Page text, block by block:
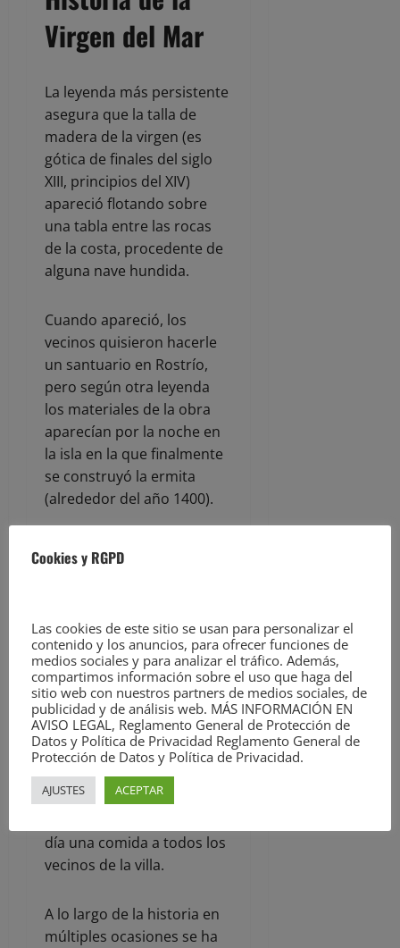
Virgen del Mar
La leyenda más persistente
asegura que la talla de
madera de la virgen (es
gótica de finales del siglo
XIII, principios del XIV)
apareció flotando sobre
una tabla entre las rocas
de la costa, procedente de
alguna nave hundida.
Cuando apareció, los
vecinos quisieron hacerle
un santuario en Rostrío,
pero según otra leyenda
los materiales de la obra
aparecían por la noche en
la isla en la que finalmente
se construyó la ermita
(alrededor del año 1400).
En cuanto al origen del
voto del Ayuntamiento y el
del año 1467 en la que ya
se habla del cumplimiento
del voto.
Hay otro documento del
año 1535 en el que se
recoge el cumplimiento del
voto y la costumbre de la
día una comida a todos los
vecinos de la villa.
A lo largo de la historia en
múltiples ocasiones se ha
Cookies y RGPD
Las cookies de este sitio se usan para personalizar el
contenido y los anuncios, para ofrecer funciones de
medios sociales y para analizar el tráfico. Además,
compartimos información sobre el uso que haga del
sitio web con nuestros partners de medios sociales, de
publicidad y de análisis web. MÁS INFORMACIÓN EN
AVISO LEGAL, Reglamento General de Protección de
Datos y Política de Privacidad Reglamento General de
Protección de Datos y Política de Privacidad.
AJUSTES ACEPTAR